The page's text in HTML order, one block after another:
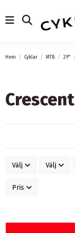
Hem Cyklar MTB 29"
Crescent
Välj Välj
Pris